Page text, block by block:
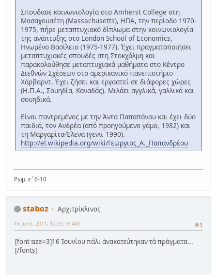
Σπούδασε κοινωνιολογία στο Amherst College στη
Μασαχουσέτη (Massachusetts), ΗΠΑ, την περίοδο 1970-
1975, πήρε μεταπτυχιακό δίπλωμα στην κοινωνιολογία
της ανάπτυξης στο London School of Economics,
Ηνωμένο Βασίλειο (1975-1977). Έχει πραγματοποιήσει
μεταπτυχιακές σπουδές στη Στοκχόλμη και
παρακολούθησε μεταπτυχιακά μαθήματα στο Κέντρο
Διεθνών Σχέσεων στο αμερικανικό πανεπιστήμιο
Χάρβαρντ. Έχει ζήσει και εργαστεί σε διάφορες χώρες
(Η.Π.Α., Σουηδία, Καναδάς). Μιλάει αγγλικά, γαλλικά και
σουηδικά.
Είναι παντρεμένος με την Άντα Παπαπάνου και έχει δύο
παιδιά, τον Ανδρέα (από προηγούμενο γάμο, 1982) και
τη Μαργαρίτα-Έλενα (γενν. 1990).
http://el.wikipedia.org/wiki/Γεώργιος_Α._Παπανδρέου
Ρωμ. ε΄6-10
staboz
Αρχιτρίκλινος
#1
16 June, 2011, 12:51:16 AM
[font size=3]16 Ἰουνίου πάλι ἀνακατεύτηκαν τὰ πράγματα...
[/fonts]